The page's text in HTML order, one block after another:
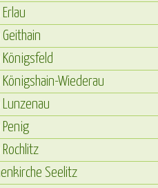
Geithain
Königsfeld
Königshain-Wiederau
Lunzenau
Penig
Rochlitz
Seelitz